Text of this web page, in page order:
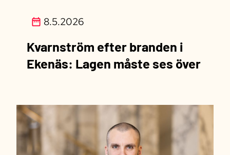
8.5.2026
Kvarnström efter branden i
Ekenäs: Lagen måste ses över